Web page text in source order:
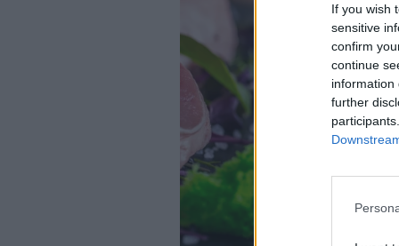
If you wish
sensitive
confirm
continue
information
further